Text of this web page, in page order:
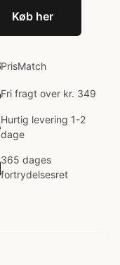
Køb her
PrisMatch
Fri fragt over kr. 349
Hurtig levering 1-2
dage
365 dages
fortrydelsesret